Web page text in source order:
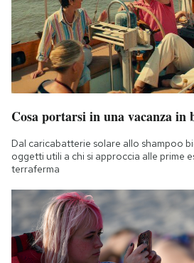
Cosa portarsi in una vacanza in
Dal caricabatterie solare allo shampoo
oggetti utili a chi si approccia alle prime
terraferma